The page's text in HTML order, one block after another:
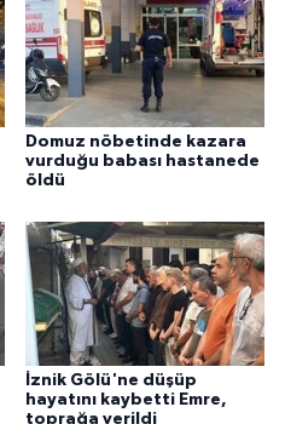
Domuz nöbetinde kazara
vurduğu babası hastanede
öldü
İznik Gölü'ne düşüp
hayatını kaybetti Emre,
toprağa verildi